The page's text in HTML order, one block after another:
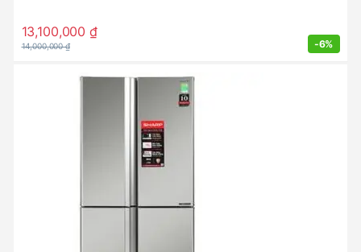
13,100,000 ₫
14,000,000₫ -6%